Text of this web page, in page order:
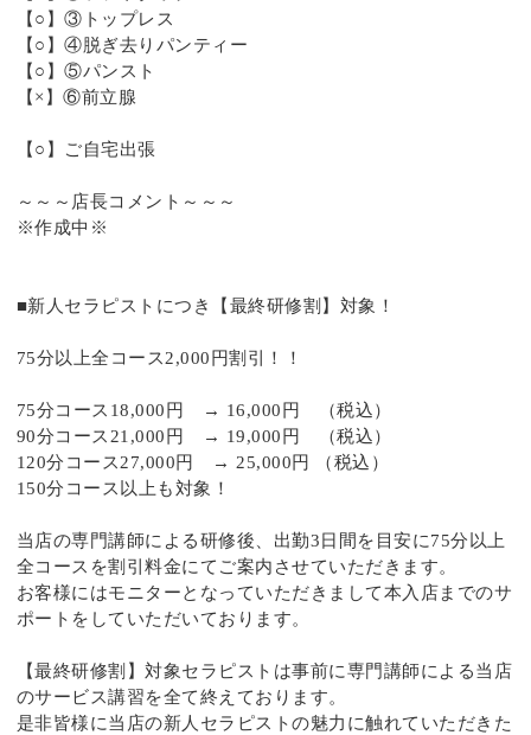
【○】③トップレス
【○】④脱ぎ去りパンティー
【○】⑤パンスト
【×】⑥前立腺
【○】ご自宅出張
～～～店長コメント～～～
※作成中※
■新人セラピストにつき【最終研修割】対象！
75分以上全コース2,000円割引！！
75分コース18,000円 → 16,000円 （税込）
90分コース21,000円 → 19,000円 （税込）
120分コース27,000円 → 25,000円 （税込）
150分コース以上も対象！
当店の専門講師による研修後、出勤3日間を目安に75分以上
全コースを割引料金にてご案内させていただきます。
お客様にはモニターとなっていただきまして本入店までのサ
ポートをしていただいております。
【最終研修割】対象セラピストは事前に専門講師による当店
のサービス講習を全て終えております。
是非皆様に当店の新人セラピストの魅力に触れていただきた